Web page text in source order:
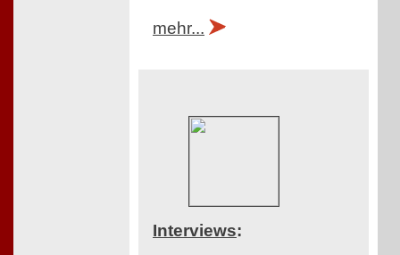
mehr...
Interviews: